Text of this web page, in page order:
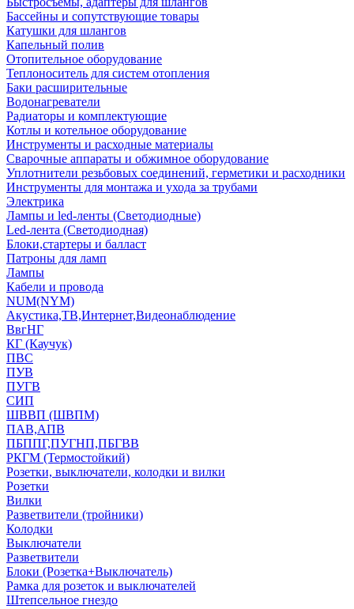
Бассейны и сопутствующие товары
Катушки для шлангов
Капельный полив
Отопительное оборудование
Теплоноситель для систем отопления
Баки расширительные
Водонагреватели
Радиаторы и комплектующие
Котлы и котельное оборудование
Инструменты и расходные материалы
Сварочные аппараты и обжимное оборудование
Уплотнители резьбовых соединений, герметики и расходники
Инструменты для монтажа и ухода за трубами
Электрика
Лампы и led-ленты (Светодиодные)
Led-лента (Светодиодная)
Блоки,стартеры и балласт
Патроны для ламп
Лампы
Кабели и провода
NUM(NYM)
Акустика,ТВ,Интернет,Видеонаблюдение
ВвгНГ
КГ (Каучук)
ПВС
ПУВ
ПУГВ
СИП
ШВВП (ШВПМ)
ПАВ,АПВ
ПБППГ,ПУГНП,ПБГВВ
РКГМ (Термостойкий)
Розетки, выключатели, колодки и вилки
Розетки
Вилки
Разветвители (тройники)
Колодки
Выключатели
Разветвители
Блоки (Розетка+Выключатель)
Рамка для розеток и выключателей
Штепсельное гнездо